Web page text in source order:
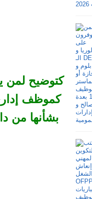
كتوضيح لمن
كموظف
بشأنها من